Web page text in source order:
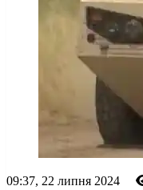
09:37, 22 липня 2024